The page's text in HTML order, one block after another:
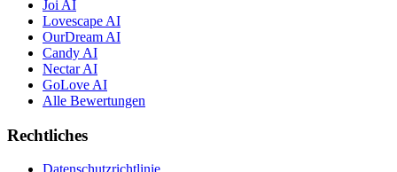
Joi AI
Lovescape AI
OurDream AI
Candy AI
Nectar AI
GoLove AI
Alle Bewertungen
Rechtliches